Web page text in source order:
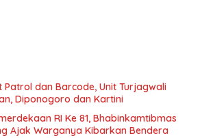
Patrol dan Barcode, Unit Turjagwali
Diponogoro dan Kartini
RI Ke 81, Bhabinkamtibmas
Ajak Warganya Kibarkan Bendera